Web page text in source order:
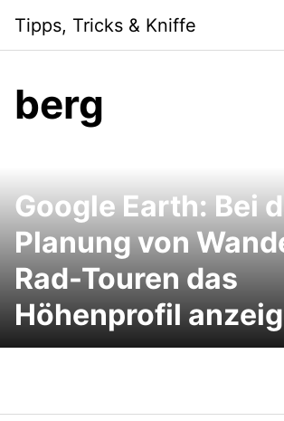
content
Tipps, Tricks & Kniffe
berg
Google Earth: Bei
Planung von
Rad-Touren das
Höhenprofil